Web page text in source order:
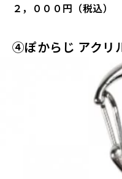
２，０００円（税込）
④ぽからじ アクリ